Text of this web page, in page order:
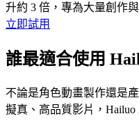
升約 3 倍，專為大量創作
立即試用
誰最適合使用
不論是角色動畫製作還是
擬真、高品質影片，Hailuo